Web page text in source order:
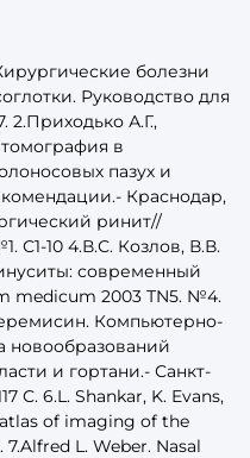
болезни
Руководство для
2.Приходько А.Г.,
в
пазух и
Краснодар,
ринит//
С1-10 4.В.С. Козлов, В.В.
современный
medicum 2003 ТN5. №4.
Компьютерно-
новообразований
и гортани.- Санкт-
С. 6.L. Shankar, K. Evans,
of imaging of the
7.Alfred L. Weber. Nasal